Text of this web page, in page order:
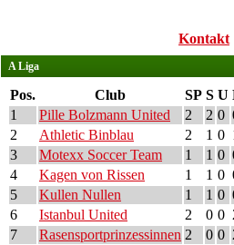
Kontakt
A Liga
Pos. Club SP S U
1
Pille Bolzmann United 2 2 0
2
Athletic Binblau 2 1 0
3
Motexx Soccer Team 1 1 0
4
Kagen von Rissen 1 1 0
5
Kullen Nullen 1 1 0
6
Istanbul United 2 0 0
7
Rasensportprinzessinnen 2 0 0